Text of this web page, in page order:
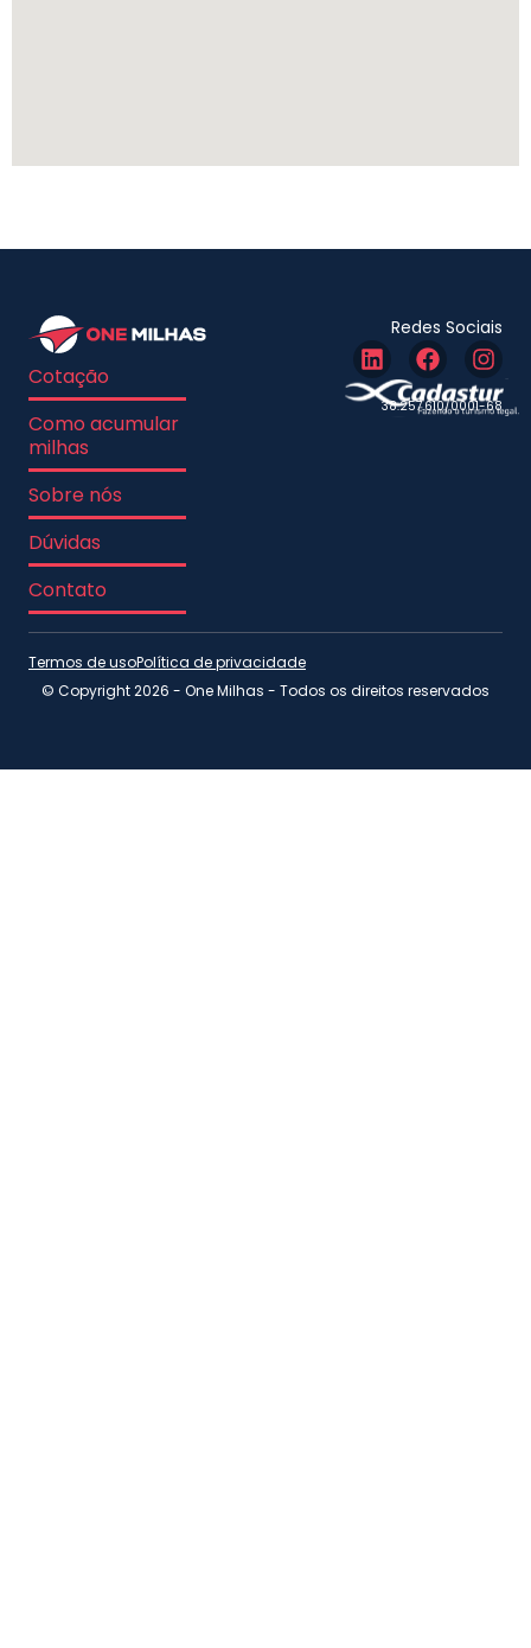
Cotação
Como acumular
milhas
Sobre nós
Dúvidas
Contato
Redes Sociais
38.257.610/0001-68
© Copyright 2026 - One Milhas - Todos os direitos reservados
Termos de usoPolítica de privacidade